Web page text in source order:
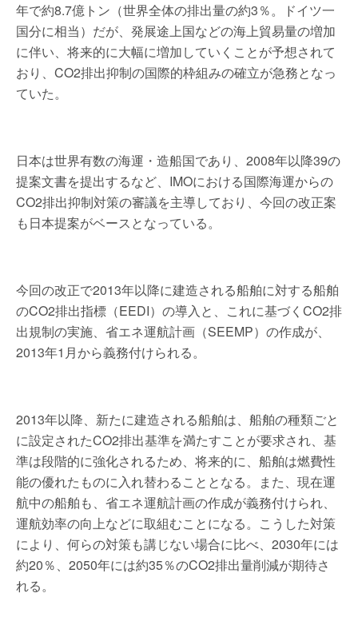
年で約8.7億トン（世界全体の排出量の約3％。ドイツ一
国分に相当）だが、発展途上国などの海上貿易量の増加
に伴い、将来的に大幅に増加していくことが予想されて
おり、CO2排出抑制の国際的枠組みの確立が急務となっ
ていた。
日本は世界有数の海運・造船国であり、2008年以降39の
提案文書を提出するなど、IMOにおける国際海運からの
CO2排出抑制対策の審議を主導しており、今回の改正案
も日本提案がベースとなっている。
今回の改正で2013年以降に建造される船舶に対する船舶
のCO2排出指標（EEDI）の導入と、これに基づくCO2排
出規制の実施、省エネ運航計画（SEEMP）の作成が、
2013年1月から義務付けられる。
2013年以降、新たに建造される船舶は、船舶の種類ごと
に設定されたCO2排出基準を満たすことが要求され、基
準は段階的に強化されるため、将来的に、船舶は燃費性
能の優れたものに入れ替わることとなる。また、現在運
航中の船舶も、省エネ運航計画の作成が義務付けられ、
運航効率の向上などに取組むことになる。こうした対策
により、何らの対策も講じない場合に比べ、2030年には
約20％、2050年には約35％のCO2排出量削減が期待さ
れる。